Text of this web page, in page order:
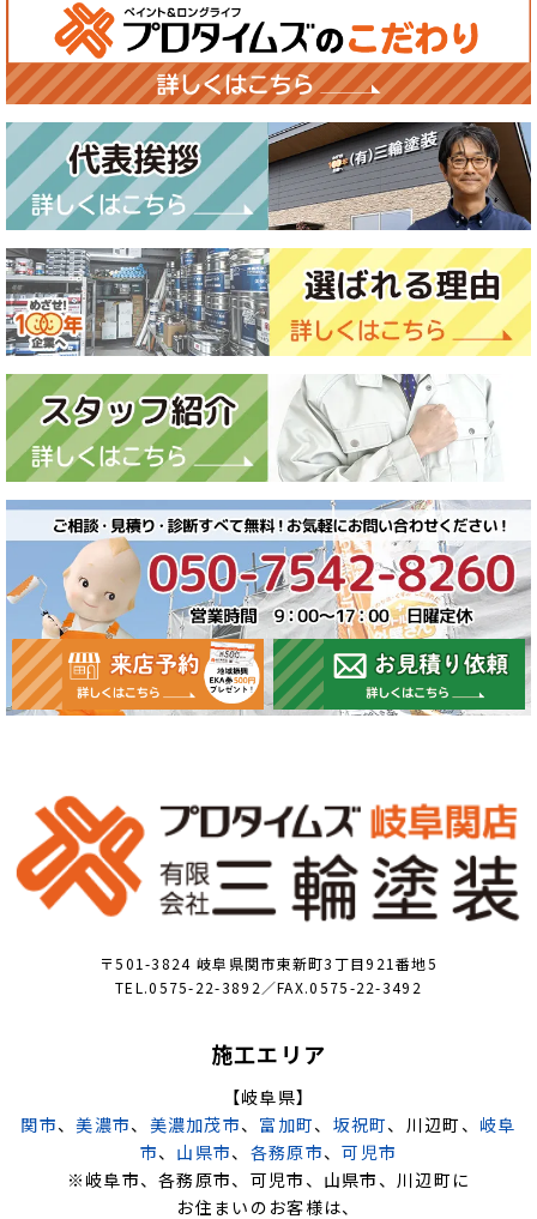
〒501-3824 岐阜県関市東新町3丁目921番地5
TEL.0575-22-3892／FAX.0575-22-3492
施工エリア
【岐阜県】
関市、美濃市、 美濃加茂市、 富加町、 坂祝町、川辺町、 岐阜
市、 山県市、 各務原市、可児市
※岐阜市、各務原市、可児市、山県市、川辺町に
お住まいのお客様は、